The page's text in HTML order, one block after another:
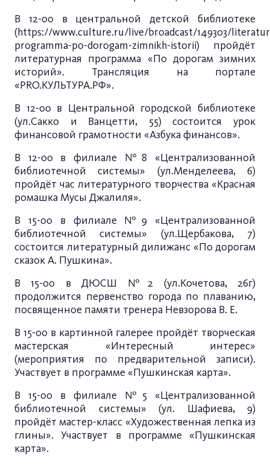
В 12-00 в центральной детской библиотеке
(https://www.culture.ru/live/broadcast/149303/
programma-po-dorogam-zimnikh-istorii) пройдёт
литературная программа «По дорогам зимних
историй». Трансляция на портале
«PRO.КУЛЬТУРА.РФ».
В 12-00 в Центральной городской библиотеке
(ул.Сакко и Ванцетти, 55) состоится урок
финансовой грамотности «Азбука финансов».
В 12-00 в филиале №8 «Централизованной
библиотечной системы» (ул.Менделеева, 6)
пройдёт час литературного творчества «Красная
ромашка Мусы Джалиля».
В 15-00 в филиале №9 «Централизованной
библиотечной системы» (ул.Щербакова, 7)
состоится литературный дилижанс «По дорогам
сказок А. Пушкина».
В 15-00 в ДЮСШ №2 (ул.Кочетова, 26г)
продолжится первенство города по плаванию,
посвященное памяти тренера Невзорова В. Е.
В 15-00 в картинной галерее пройдёт творческая
мастерская «Интересный интерес»
(мероприятия по предварительной записи).
Участвует в программе «Пушкинская карта».
В 15-00 в филиале №5 «Централизованной
библиотечной системы» (ул. Шафиева, 9)
пройдёт мастер-класс «Художественная лепка из
глины». Участвует в программе «Пушкинская
карта».